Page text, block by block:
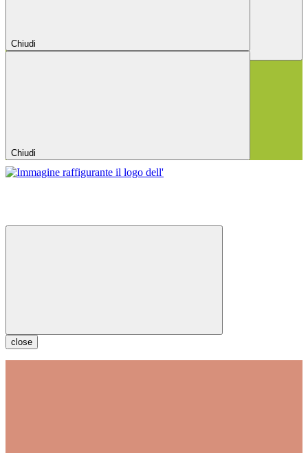
Chiudi
Chiudi
close